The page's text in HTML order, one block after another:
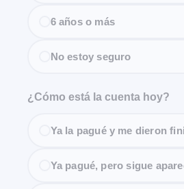
6 años o más
No estoy seguro
¿Cómo está la cuenta hoy?
Ya la pagué y me dieron
Ya pagué, pero sigue